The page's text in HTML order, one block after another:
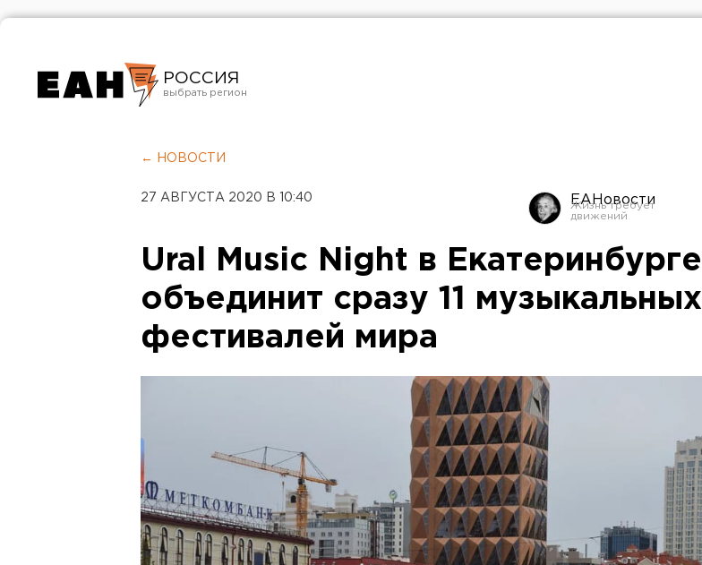
РОССИЯ
Челябинск
← НОВОСТИ
27 АВГУСТА 2020 В 10:40 ЕАНовости
Ural Music Night в Екатеринбурге
объединит сразу 11 музыкальных
фестивалей мира